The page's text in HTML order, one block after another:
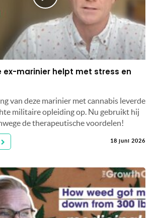
ex-marinier helpt met stress en
van deze marinier met cannabis leverde
militaire opleiding op. Nu gebruikt hij
de therapeutische voordelen!
18 juni 2026